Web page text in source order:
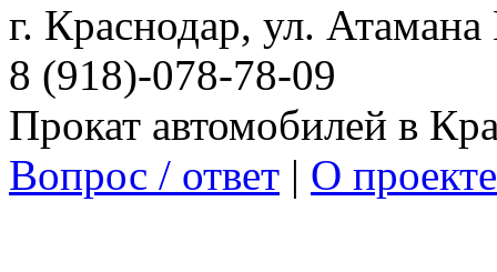
г. Краснодар, ул. Атамана
8 (918)-078-78-09
Прокат автомобилей в
Вопрос / ответ | О проекте